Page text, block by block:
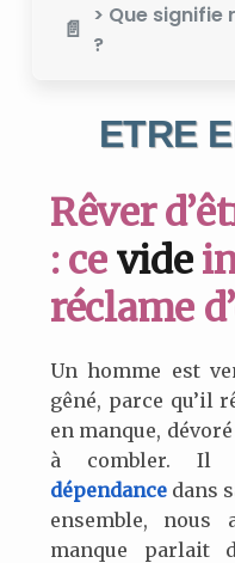
> Que
?
ETRE
Rêver
: ce vide
réclame
Un homme est
gêné, parce qu’il
en manque,
à combler. Il
dépendancedans
ensemble, nous
manque parlait